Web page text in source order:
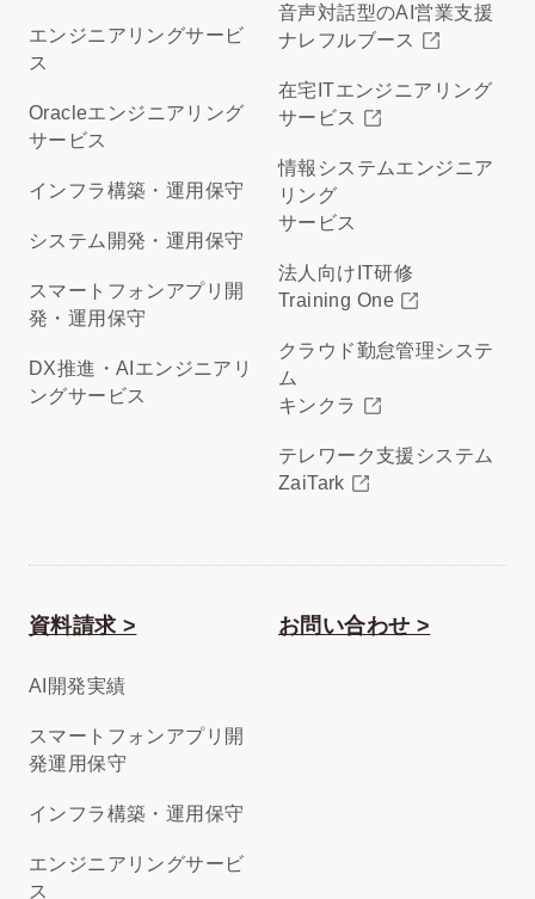
エンジニアリングサービ
ス
Oracleエンジニアリング
サービス
インフラ構築・運用保守
システム開発・運用保守
スマートフォンアプリ開
発・運用保守
DX推進・AIエンジニアリ
ングサービス
音声対話型のAI営業支援
ナレフルブース
在宅ITエンジニアリング
サービス
情報システムエンジニア
リング
サービス
法人向けIT研修
Training One
クラウド勤怠管理システ
ム
キンクラ
テレワーク支援システム
ZaiTark
資料請求 >
AI開発実績
スマートフォンアプリ開
発運用保守
インフラ構築・運用保守
エンジニアリングサービ
ス
お問い合わせ >